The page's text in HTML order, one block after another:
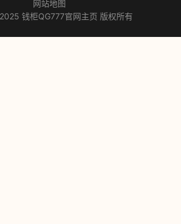
网站地图
钱柜QG777官网主页 版权所有